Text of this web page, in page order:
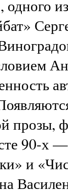
одного
прозы,
90-х
и